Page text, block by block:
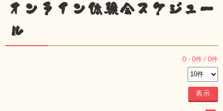
オンライン体験会スケジュー
ル
0 - 0件 /0件